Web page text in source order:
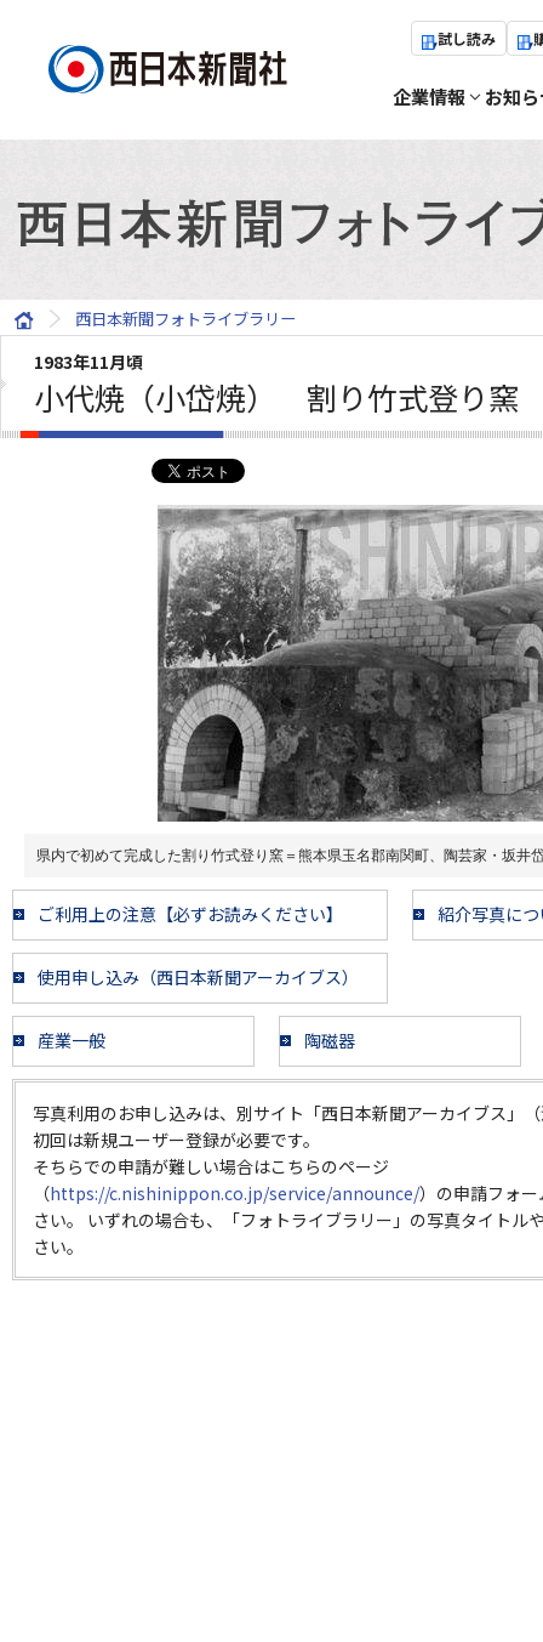
試し読み
企業情報 お知
西日本新聞フォトライブラリー
1983年11月頃
小代焼（小岱焼） 割り竹式登り窯
県内で初めて完成した割り竹式登り窯＝熊本県玉名郡南関町、陶芸家・坂井
ご利用上の注意【必ずお読みください】 紹介写真に
使用申し込み（西日本新聞アーカイブス）
産業一般 陶磁器
写真利用のお申し込みは、別サイト「西日本新聞アーカイブス」
初回は新規ユーザー登録が必要です。
そちらでの申請が難しい場合はこちらのページ
（https://c.nishinippon.co.jp/service/announce/）の申請フォ
さい。 いずれの場合も、「フォトライブラリー」の写真タイトル
さい。